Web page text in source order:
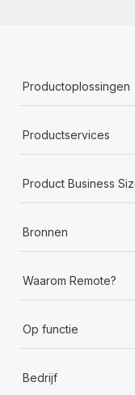
Productoplossingen
Productservices
Product Business
Bronnen
Waarom Remote?
Op functie
Bedrijf